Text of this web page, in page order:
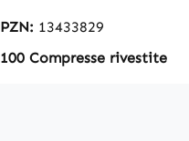
PZN: 13433829
100 Compresse rivestite